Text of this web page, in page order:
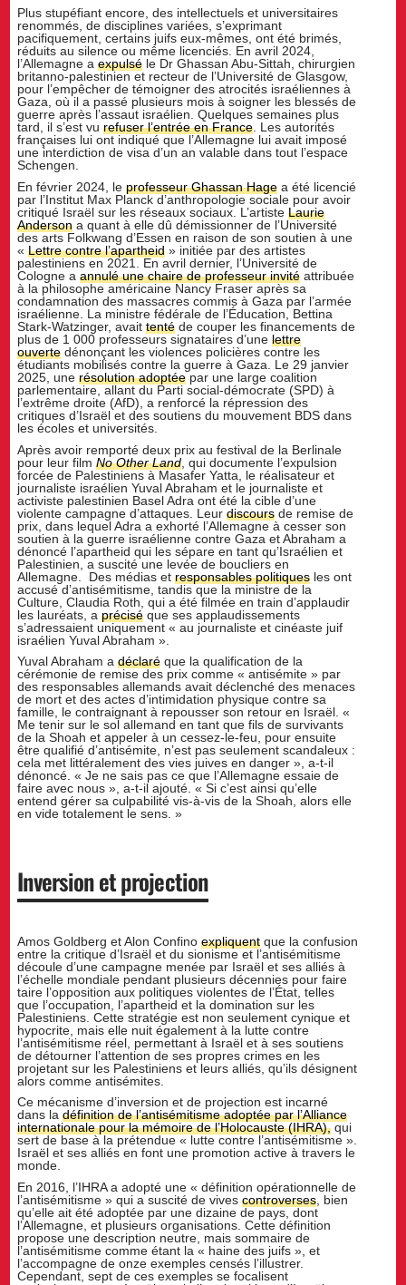
Plus stupéfiant encore, des intellectuels et universitaires
renommés, de disciplines variées, s’exprimant
pacifiquement, certains juifs eux-mêmes, ont été brimés,
réduits au silence ou même licenciés. En avril 2024,
l’Allemagne aexpulsé le Dr Ghassan Abu-Sittah, chirurgien
britanno-palestinien et recteur de l’Université de Glasgow,
pour l’empêcher de témoigner des atrocités israéliennes à
Gaza, où il a passé plusieurs mois à soigner les blessés de
guerre après l’assaut israélien. Quelques semaines plus
tard, il s’est vurefuser l’entrée en France . Les autorités
françaises lui ont indiqué que l’Allemagne lui avait imposé
une interdiction de visa d’un an valable dans tout l’espace
Schengen.
En février 2024, leprofesseur Ghassan Hage a été licencié
par l’Institut Max Planck d’anthropologie sociale pour avoir
critiqué Israël sur les réseaux sociaux. L’artisteLaurie
Anderson a quant à elle dû démissionner de l’Université
des arts Folkwang d’Essen en raison de son soutien à une
«Lettre contre l’apartheid » initiée par des artistes
palestiniens en 2021. En avril dernier, l’Université de
Cologne aannulé une chaire de professeur invité attribuée
à la philosophe américaine Nancy Fraser après sa
condamnation des massacres commis à Gaza par l’armée
israélienne. La ministre fédérale de l’Éducation, Bettina
Stark-Watzinger, avaittenté de couper les financements de
plus de 1 000 professeurs signataires d’unelettre
ouverte dénonçant les violences policières contre les
étudiants mobilisés contre la guerre à Gaza. Le 29 janvier
2025, unerésolution adoptée par une large coalition
parlementaire, allant du Parti social-démocrate (SPD) à
l’extrême droite (AfD), a renforcé la répression des
critiques d’Israël et des soutiens du mouvement BDS dans
les écoles et universités.
Après avoir remporté deux prix au festival de la Berlinale
pour leur filmNo Other Land , qui documente l’expulsion
forcée de Palestiniens à Masafer Yatta, le réalisateur et
journaliste israélien Yuval Abraham et le journaliste et
activiste palestinien Basel Adra ont été la cible d’une
violente campagne d’attaques. Leurdiscours de remise de
prix, dans lequel Adra a exhorté l’Allemagne à cesser son
soutien à la guerre israélienne contre Gaza et Abraham a
dénoncé l’apartheid qui les sépare en tant qu’Israélien et
Palestinien, a suscité une levée de boucliers en
Allemagne. Des médias etresponsables politiques les ont
accusé d’antisémitisme, tandis que la ministre de la
Culture, Claudia Roth, qui a été filmée en train d’applaudir
les lauréats, aprécisé que ses applaudissements
s’adressaient uniquement « au journaliste et cinéaste juif
israélien Yuval Abraham ».
Yuval Abraham adéclaré que la qualification de la
cérémonie de remise des prix comme « antisémite » par
des responsables allemands avait déclenché des menaces
de mort et des actes d’intimidation physique contre sa
famille, le contraignant à repousser son retour en Israël. «
Me tenir sur le sol allemand en tant que fils de survivants
de la Shoah et appeler à un cessez-le-feu, pour ensuite
être qualifié d’antisémite, n’est pas seulement scandaleux :
cela met littéralement des vies juives en danger », a-t-il
dénoncé. « Je ne sais pas ce que l’Allemagne essaie de
faire avec nous », a-t-il ajouté. « Si c’est ainsi qu’elle
entend gérer sa culpabilité vis-à-vis de la Shoah, alors elle
en vide totalement le sens. »
Inversion et projection
Amos Goldberg et Alon Confinoexpliquent que la confusion
entre la critique d’Israël et du sionisme et l’antisémitisme
découle d’une campagne menée par Israël et ses alliés à
l’échelle mondiale pendant plusieurs décennies pour faire
taire l’opposition aux politiques violentes de l’État, telles
que l’occupation, l’apartheid et la domination sur les
Palestiniens. Cette stratégie est non seulement cynique et
hypocrite, mais elle nuit également à la lutte contre
l’antisémitisme réel, permettant à Israël et à ses soutiens
de détourner l’attention de ses propres crimes en les
projetant sur les Palestiniens et leurs alliés, qu’ils désignent
alors comme antisémites.
Ce mécanisme d’inversion et de projection est incarné
dans ladéfinition de l’antisémitisme adoptée par l’Alliance
internationale pour la mémoire de l’Holocauste (IHRA), qui
sert de base à la prétendue « lutte contre l’antisémitisme ».
Israël et ses alliés en font une promotion active à travers le
monde.
En 2016, l’IHRA a adopté une « définition opérationnelle de
l’antisémitisme » qui a suscité de vivescontroverses, bien
qu’elle ait été adoptée par une dizaine de pays, dont
l’Allemagne, et plusieurs organisations. Cette définition
propose une description neutre, mais sommaire de
l’antisémitisme comme étant la « haine des juifs », et
l’accompagne de onze exemples censés l’illustrer.
Cependant, sept de ces exemples se focalisent